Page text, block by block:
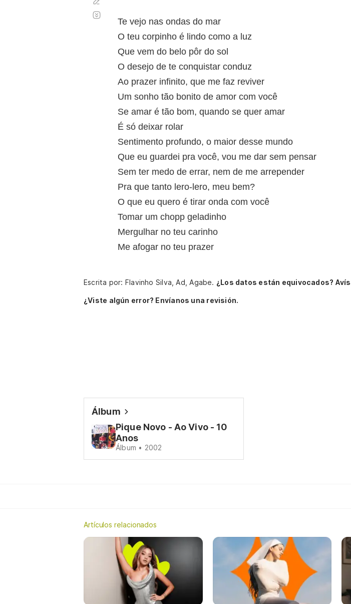
Te vejo nas ondas do mar
O teu corpinho é lindo como a luz
Que vem do belo pôr do sol
O desejo de te conquistar conduz
Ao prazer infinito, que me faz reviver
Um sonho tão bonito de amor com você
Se amar é tão bom, quando se quer amar
É só deixar rolar
Sentimento profundo, o maior desse mundo
Que eu guardei pra você, vou me dar sem pensar
Sem ter medo de errar, nem de me arrepender
Pra que tanto lero-lero, meu bem?
O que eu quero é tirar onda com você
Tomar um chopp geladinho
Mergulhar no teu carinho
Me afogar no teu prazer
automático
Escrita por: Flavinho Silva, Ad, Agabe. ¿Los datos están equivocados?
¿Viste algún error? Envíanos una revisión.
Álbum
Pique Novo - Ao Vivo - 10
Anos
Álbum • 2002
Artículos relacionados